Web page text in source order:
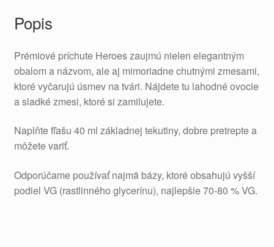
Popis
Prémiové príchute Heroes zaujmú nielen elegantným
obalom a názvom, ale aj mimoriadne chutnými zmesami,
ktoré vyčarujú úsmev na tvári. Nájdete tu lahodné ovocie
a sladké zmesi, ktoré si zamilujete.
Naplňte fľašu 40 ml základnej tekutiny, dobre pretrepte a
môžete variť.
Odporúčame používať najmä bázy, ktoré obsahujú vyšší
podiel VG (rastlinného glycerínu), najlepšie 70-80 % VG.